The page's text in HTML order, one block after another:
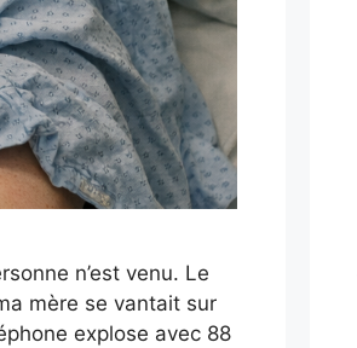
n’est venu. Le
mère se vantait sur
explose avec 88